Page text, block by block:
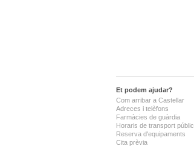
Et podem ajudar?
Com arribar a Castellar
Adreces i telèfons
Farmàcies de guàrdia
Horaris de transport públic
Reserva d'equipaments
Cita prèvia